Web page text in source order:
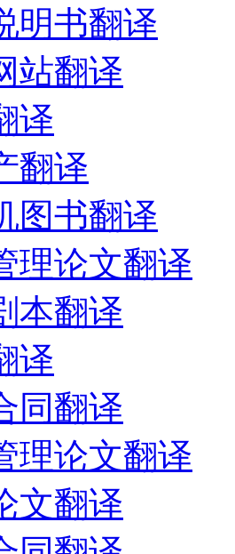
明书翻译
站翻译
译
翻译
图书翻译
理论文翻译
本翻译
译
同翻译
理论文翻译
文翻译